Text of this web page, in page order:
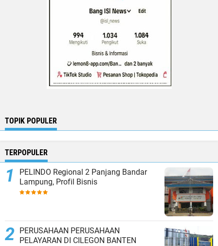
TOPIK POPULER
TERPOPULER
PELINDO Regional 2 Panjang Bandar
Lampung, Profil Bisnis
PERUSAHAAN PERUSAHAAN
PELAYARAN DI CILEGON BANTEN